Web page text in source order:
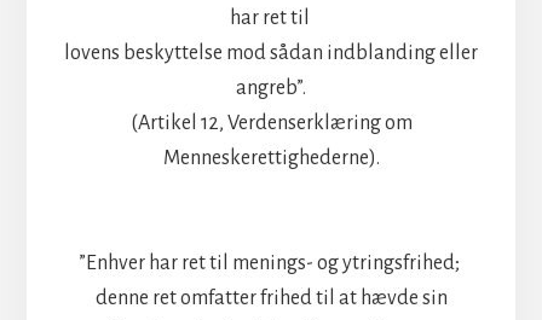
har ret til
lovens beskyttelse mod sådan indblanding eller
angreb”.
(Artikel 12, Verdenserklæring om
Menneskerettighederne).
”Enhver har ret til menings- og ytringsfrihed;
denne ret omfatter frihed til at hævde sin